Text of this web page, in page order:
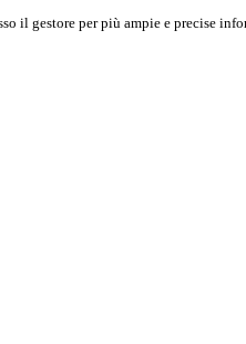
il gestore per più ampie e precise